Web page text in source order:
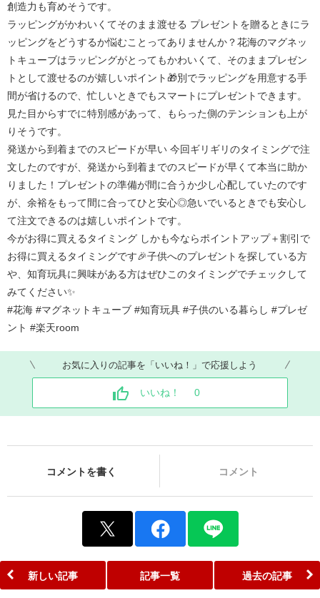
創造力も育めそうです。
ラッピングがかわいくてそのまま渡せる プレゼントを贈るときにラ
ッピングをどうするか悩むことってありませんか？花海のマグネッ
トキューブはラッピングがとってもかわいくて、そのままプレゼン
トとして渡せるのが嬉しいポイント🎁別でラッピングを用意する手
間が省けるので、忙しいときでもスマートにプレゼントできます。
見た目からすでに特別感があって、もらった側のテンションも上が
りそうです。
発送から到着までのスピードが早い 今回ギリギリのタイミングで注
文したのですが、発送から到着までのスピードが早くて本当に助か
りました！プレゼントの準備が間に合うか少し心配していたのです
が、余裕をもって間に合ってひと安心◎急いでいるときでも安心し
て注文できるのは嬉しいポイントです。
今がお得に買えるタイミング しかも今ならポイントアップ＋割引で
お得に買えるタイミングです🎉子供へのプレゼントを探している方
や、知育玩具に興味がある方はぜひこのタイミングでチェックして
みてください✨
#花海 #マグネットキューブ #知育玩具 #子供のいる暮らし #プレゼ
ント #楽天room
お気に入りの記事を「いいね！」で応援しよう
いいね！ 0
コメントを書く コメント
新しい記事 記事一覧 過去の記事